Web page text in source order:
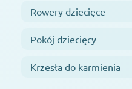
Rowery dziecięce
Pokój dziecięcy
Krzesła do karmienia